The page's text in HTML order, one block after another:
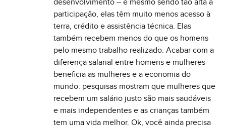
desenvolvimento – e mesmo sendo tão alta a
participação, elas têm muito menos acesso à
terra, crédito e assistência técnica. Elas
também recebem menos do que os homens
pelo mesmo trabalho realizado. Acabar com a
diferença salarial entre homens e mulheres
beneficia as mulheres e a economia do
mundo: pesquisas mostram que mulheres que
recebem um salário justo são mais saudáveis
e mais independentes e as crianças também
tem uma vida melhor. Ok, você ainda precisa